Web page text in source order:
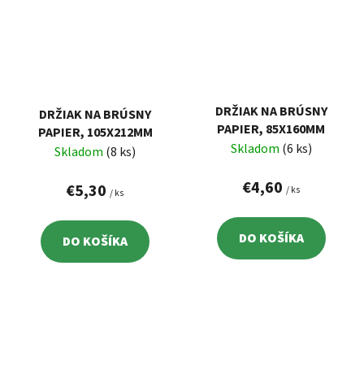
DRŽIAK NA BRÚSNY
PAPIER, 105X212MM
Skladom (8 ks)
€5,30 / ks
DO KOŠÍKA
DRŽIAK NA BRÚSNY
PAPIER, 85X160MM
Skladom (6 ks)
€4,60 / ks
DO KOŠÍKA